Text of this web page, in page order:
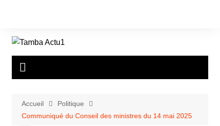
Accueil
Politique
Communiqué du Conseil des ministres du 14 mai 2025